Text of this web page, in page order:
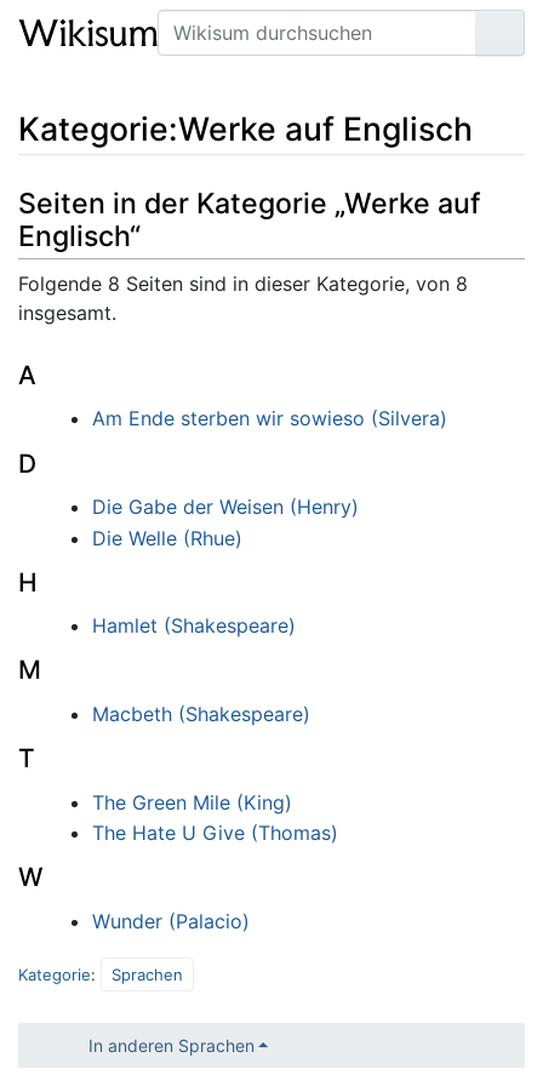
Suche
Seite
Kategorie:Werke auf Englisch
Seiten in der Kategorie „Werke auf
Englisch“
Folgende 8 Seiten sind in dieser Kategorie, von 8
insgesamt.
A
Am Ende sterben wir sowieso (Silvera)
D
Die Gabe der Weisen (Henry)
Die Welle (Rhue)
H
Hamlet (Shakespeare)
M
Macbeth (Shakespeare)
T
The Green Mile (King)
The Hate U Give (Thomas)
W
Wunder (Palacio)
Kategorie: Sprachen
In anderen Sprachen